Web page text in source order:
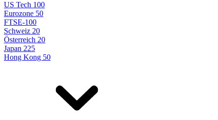
US Tech 100
Eurozone 50
FTSE-100
Schweiz 20
Österreich 20
Japan 225
Hong Kong 50